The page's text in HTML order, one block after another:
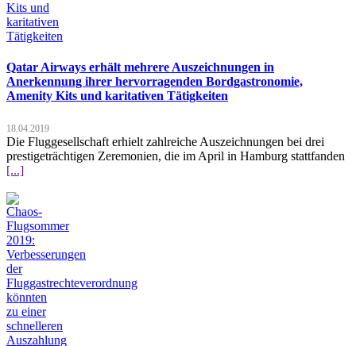
Qatar Airways erhält mehrere Auszeichnungen in
Anerkennung ihrer hervorragenden Bordgastronomie,
Amenity Kits und karitativen Tätigkeiten
18.04.2019
Die Fluggesellschaft erhielt zahlreiche Auszeichnungen bei drei
prestigeträchtigen Zeremonien, die im April in Hamburg stattfanden
[...]